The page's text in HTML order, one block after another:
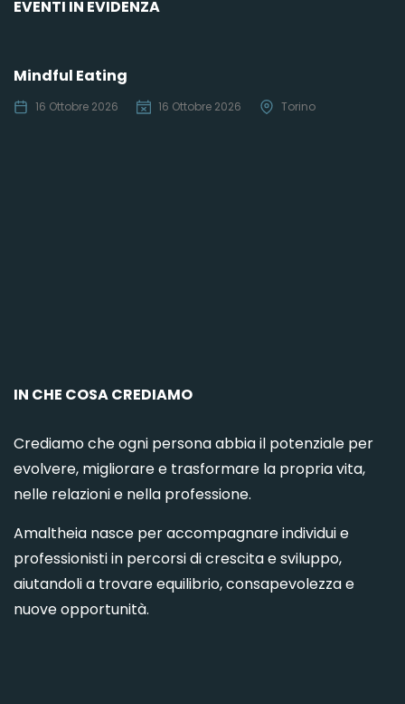
EVENTI IN EVIDENZA
Mindful Eating
16 Ottobre 2026 16 Ottobre 2026 Torino
IN CHE COSA CREDIAMO
Crediamo che ogni persona abbia il potenziale per
evolvere, migliorare e trasformare la propria vita,
nelle relazioni e nella professione.
Amaltheia nasce per accompagnare individui e
professionisti in percorsi di crescita e sviluppo,
aiutandoli a trovare equilibrio, consapevolezza e
nuove opportunità.